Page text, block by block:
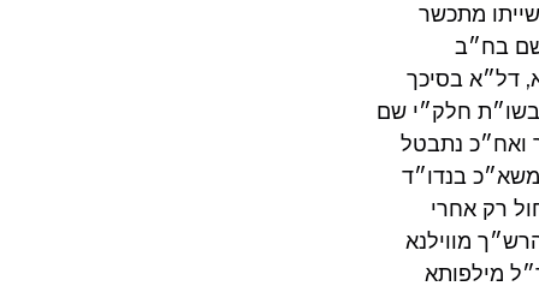
מתכשר
שם בח״ב
דל״א בסיכך
חלק״י שם
ואח״כ נתבטל
בנדו״ד
רק אחרי
מווילנא
מילפותא